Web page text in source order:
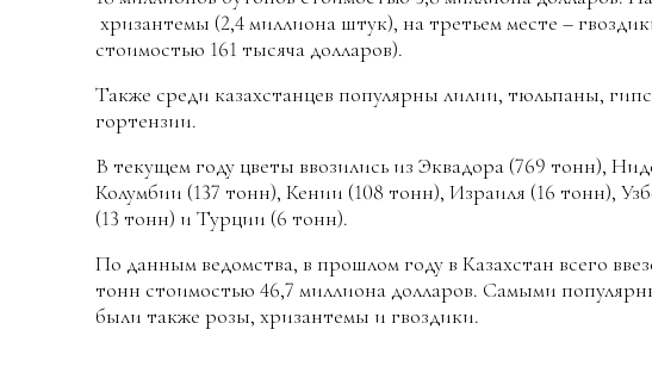
хризантемы (2,4 миллиона штук), на третьем месте –
стоимостью 161 тысяча долларов).
Также среди казахстанцев популярны лилии, тюльпаны,
гортензии.
В текущем году цветы ввозились из Эквадора (769 тонн),
Колумбии (137 тонн), Кении (108 тонн), Израиля (16 тонн),
(13 тонн) и Турции (6 тонн).
По данным ведомства, в прошлом году в Казахстан всего
тонн стоимостью 46,7 миллиона долларов. Самыми
были также розы, хризантемы и гвоздики.